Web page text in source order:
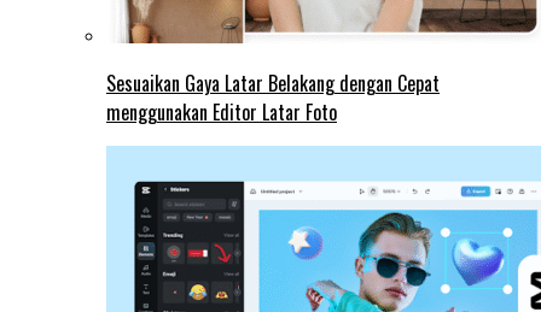
Sesuaikan Gaya Latar Belakang dengan Cepat
menggunakan Editor Latar Foto